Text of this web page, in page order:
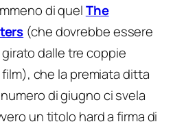
di quelThe
(che dovrebbe essere
dalle tre coppie
che la premiata ditta
di giugno ci svela
un titolo hard a firma di